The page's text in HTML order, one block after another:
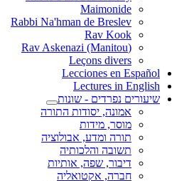
Maimonide
Rabbi Na'hman de Breslev
Rav Kook
(Rav Askenazi (Manitou
Leçons divers
Lecciones en Español
Lectures in English
שיעורים נפרדים - שונות
אמונה, יסודות התורה
מוסר, מידות
תורה ומדע, אבולוציה
תשובה והלכותיה
דיבור, שפה, אותיות
חברה, אקטואליה